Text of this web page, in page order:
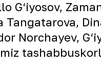
G‘iyosov,
Tangatarova,
Norchayev,